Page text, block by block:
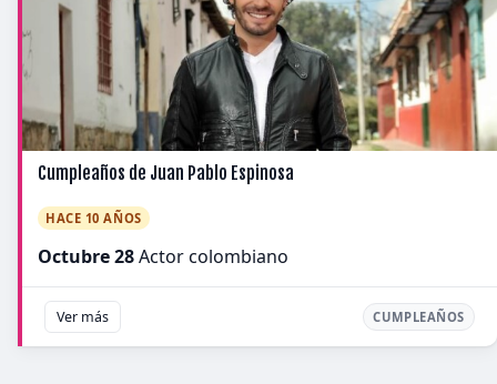
Cumpleaños de Juan Pablo Espinosa
HACE 10 AÑOS
Octubre 28Actor colombiano
Ver más CUMPLEAÑOS